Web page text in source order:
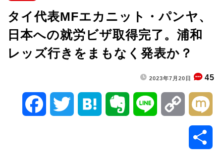
タイ代表MFエカニット・パンヤ、
日本への就労ビザ取得完了。浦和
レッズ行きをまもなく発表か？
2023年7月20日 45
o